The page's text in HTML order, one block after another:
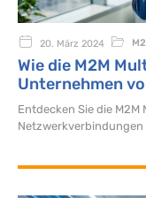
20. März 2024
Wie die M2M
Unternehmen
Entdecken Sie die